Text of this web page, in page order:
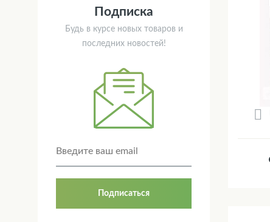
Подписка
Будь в курсе новых товаров и
последних новостей!
Подписаться